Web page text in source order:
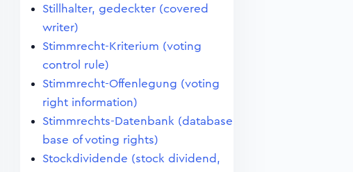
Stillhalter, gedeckter (covered
writer)
Stimmrecht-Kriterium (voting
control rule)
Stimmrecht-Offenlegung (voting
right information)
Stimmrechts-Datenbank (database
base of voting rights)
Stockdividende (stock dividend,